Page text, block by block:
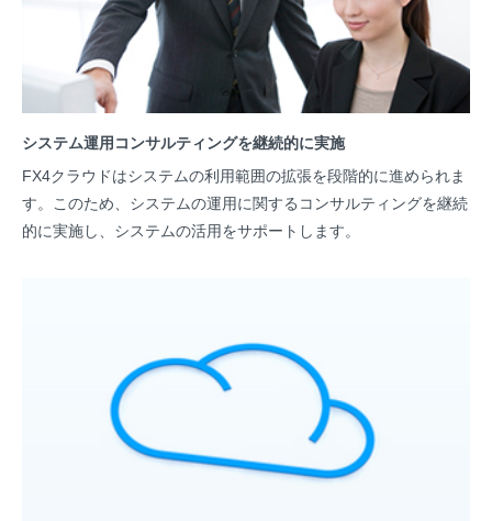
システム運用コンサルティングを継続的に実施
FX4クラウドはシステムの利用範囲の拡張を段階的に進められま
す。このため、システムの運用に関するコンサルティングを継続
的に実施し、システムの活用をサポートします。